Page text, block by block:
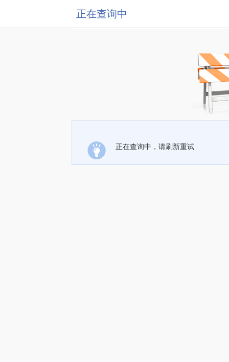
正在查询中
正在查询中，请刷新重试